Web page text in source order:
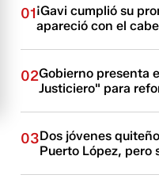
01¡Gavi cumplió su
apareció con el
02Gobierno presenta
Justiciero" para
03Dos jóvenes
Puerto López, pero